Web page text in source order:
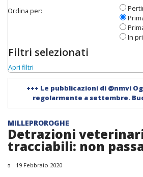
Ordina per:
In
Filtri selezionati
Apri filtri
+++ Le pubblicazioni di @nmvi
regolarmente a settembre.
MILLEPROROGHE
Detrazioni
tracciabili: non
19 Febbraio 2020